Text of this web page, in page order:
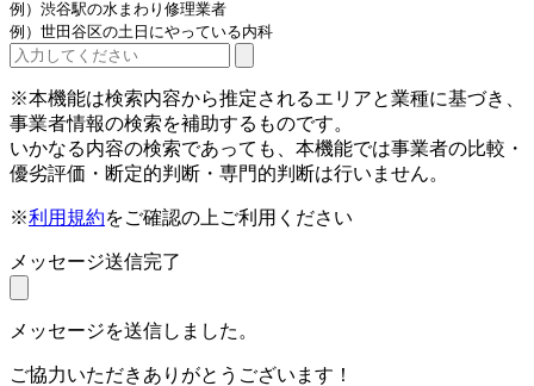
例）渋谷駅の水まわり修理業者
例）世田谷区の土日にやっている内科
※本機能は検索内容から推定されるエリアと業種に基づき、
事業者情報の検索を補助するものです。
いかなる内容の検索であっても、本機能では事業者の比較・
優劣評価・断定的判断・専門的判断は行いません。
※利用規約をご確認の上ご利用ください
メッセージ送信完了
メッセージを送信しました。
ご協力いただきありがとうございます！